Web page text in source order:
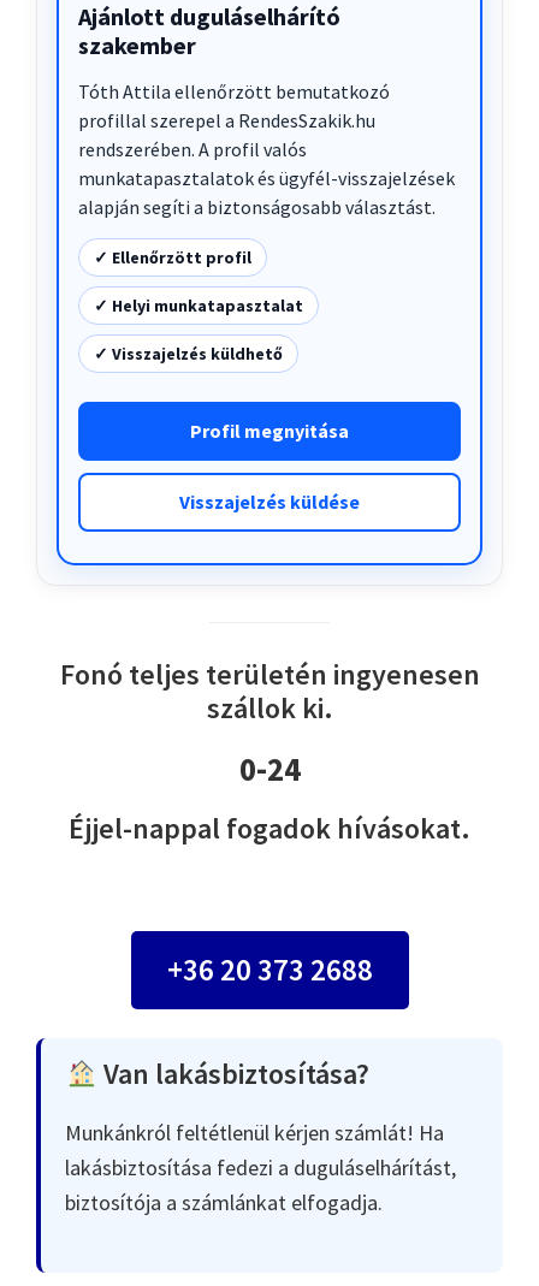
Ajánlott duguláselhárító
szakember
Tóth Attila ellenőrzött bemutatkozó
profillal szerepel a RendesSzakik.hu
rendszerében. A profil valós
munkatapasztalatok és ügyfél-visszajelzések
alapján segíti a biztonságosabb választást.
✓ Ellenőrzött profil
✓ Helyi munkatapasztalat
✓ Visszajelzés küldhető
Profil megnyitása
Visszajelzés küldése
Fonó teljes területén ingyenesen
szállok ki.
0-24
Éjjel-nappal fogadok hívásokat.
+36 20 373 2688
Van lakásbiztosítása?
Munkánkról feltétlenül kérjen számlát! Ha
lakásbiztosítása fedezi a duguláselhárítást,
biztosítója a számlánkat elfogadja.